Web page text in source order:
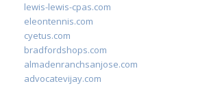
lewis-lewis-cpas.com
eleontennis.com
cyetus.com
bradfordshops.com
almadenranchsanjose.com
advocatevijay.com